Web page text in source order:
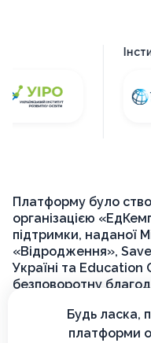
Платформу було
організацією
підтримки, наданої
«Відродження»,
Україні та
безповоротну
для її подальшого
Будь ласка,
платформи